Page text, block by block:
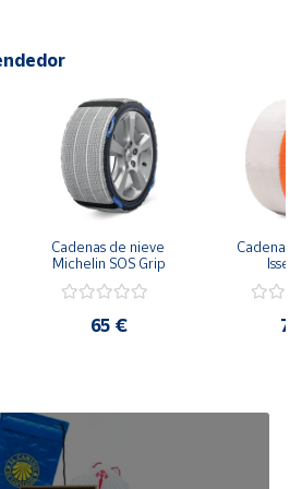
Cadenas de nieve
Michelin SOS Grip
65 €
Cadena
Isse